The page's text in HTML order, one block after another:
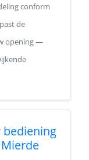
conform
de
opening —